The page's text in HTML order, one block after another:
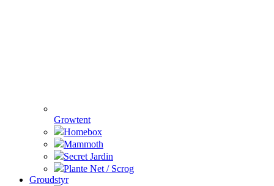
Growtent
Homebox
Mammoth
Secret Jardin
Plante Net / Scrog
Groudstyr